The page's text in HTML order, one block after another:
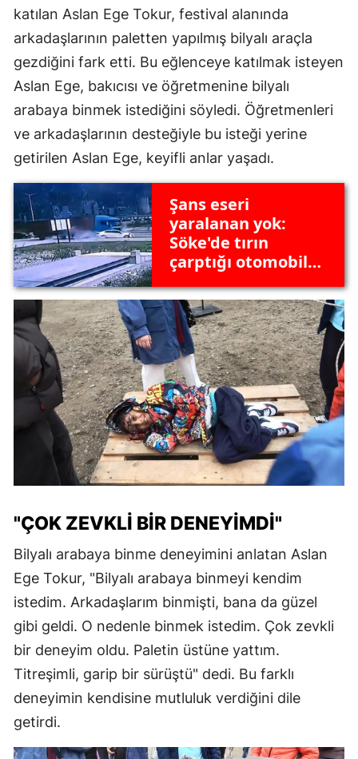
katılan Aslan Ege Tokur, festival alanında
arkadaşlarının paletten yapılmış bilyalı araçla
gezdiğini fark etti. Bu eğlenceye katılmak isteyen
Aslan Ege, bakıcısı ve öğretmenine bilyalı
arabaya binmek istediğini söyledi. Öğretmenleri
ve arkadaşlarının desteğiyle bu isteği yerine
getirilen Aslan Ege, keyifli anlar yaşadı.
Şans eseri
yaralanan yok:
Söke'de tırın
çarptığı otomobil
sürüklendi
"ÇOK ZEVKLI BIR DENEYIMDI"
Bilyalı arabaya binme deneyimini anlatan Aslan
Ege Tokur, "Bilyalı arabaya binmeyi kendim
istedim. Arkadaşlarım binmişti, bana da güzel
gibi geldi. O nedenle binmek istedim. Çok zevkli
bir deneyim oldu. Paletin üstüne yattım.
Titreşimli, garip bir sürüştü" dedi. Bu farklı
deneyimin kendisine mutluluk verdiğini dile
getirdi.